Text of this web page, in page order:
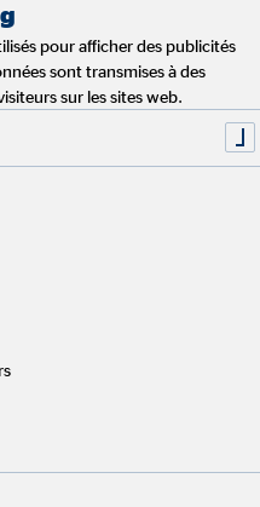
privilégient les
l’expérience pratique que
ou dans le cadre d’un
pour afficher des publicités
sont transmises à des
sur les sites web.